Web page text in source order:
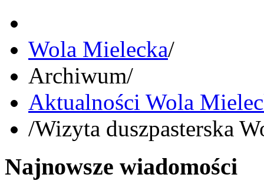
Wola Mielecka/
Archiwum/
Aktualności Wola
/Wizyta duszpasterska
Najnowsze wiadomości